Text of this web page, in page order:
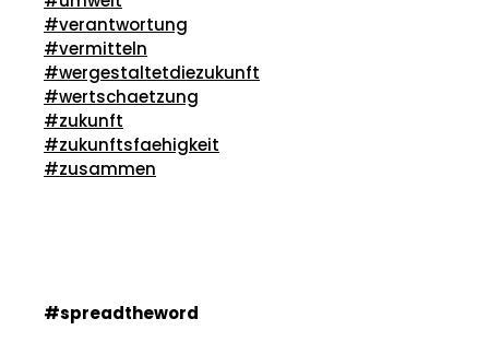
#verantwortung
#vermitteln
#wergestaltetdiezukunft
#wertschaetzung
#zukunft
#zukunftsfaehigkeit
#zusammen
#spreadtheword